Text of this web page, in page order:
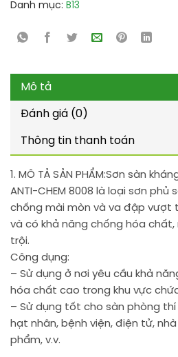
Danh mục: B13
Mô tả
Đánh giá (0)
Thông tin thanh toán
1. MÔ TẢ SẢN PHẨM:Sơn sàn
ANTI-CHEM 8008 là loại sơn phủ
chống mài mòn và va đập vượt
và có khả năng chống hóa
trội.
Công dụng:
– Sử dụng ở nơi yêu cầu khả
hóa chất cao trong khu vực
– Sử dụng tốt cho sàn phòng
hạt nhân, bệnh viện, điện tử,
phẩm, v.v.